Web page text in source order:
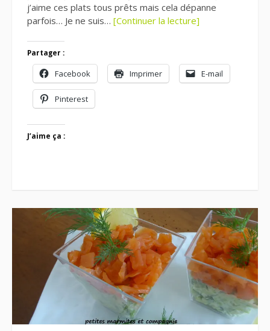
j’aime ces plats tous prêts mais cela dépanne
parfois… Je ne suis… [Continuer la lecture]
Partager :
Facebook Imprimer E-mail
Pinterest
J’aime ça :